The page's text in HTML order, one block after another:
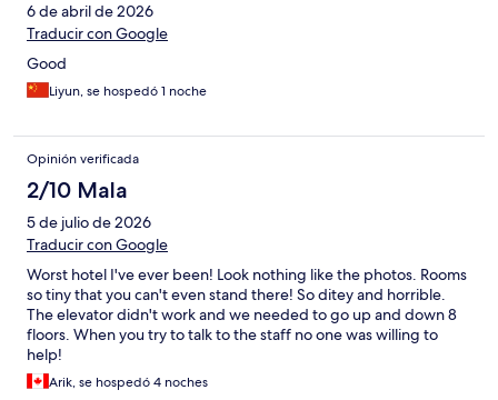
6 de abril de 2026
Traducir con Google
Good
Liyun, se hospedó 1 noche
Opinión verificada
2/10 Mala
5 de julio de 2026
Traducir con Google
Worst hotel I've ever been! Look nothing like the photos. Rooms
so tiny that you can't even stand there! So ditey and horrible.
The elevator didn't work and we needed to go up and down 8
floors. When you try to talk to the staff no one was willing to
help!
Arik, se hospedó 4 noches